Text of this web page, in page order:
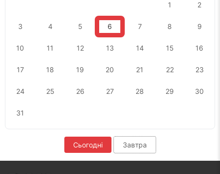
1 2
3 4 5 6 7 8 9
10 11 12 13 14 15 16
17 18 19 20 21 22 23
24 25 26 27 28 29 30
31
Сьогодні Завтра